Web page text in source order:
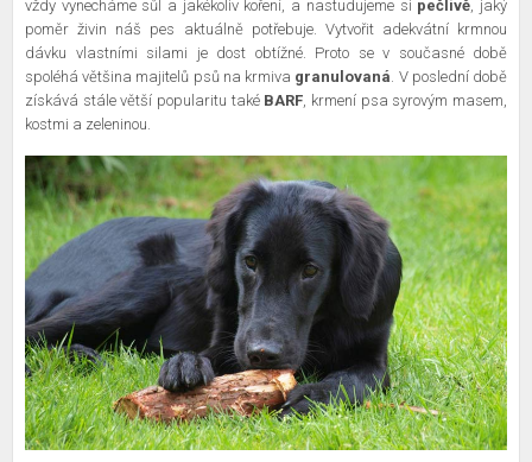
vždy vynecháme sůl a jakékoliv koření, a nastudujeme si pečlivě , jaký
poměr živin náš pes aktuálně potřebuje. Vytvořit adekvátní krmnou
dávku vlastními silami je dost obtížné. Proto se v současné době
spoléhá většina majitelů psů na krmiva granulovaná . V poslední době
získává stále větší popularitu také BARF , krmení psa syrovým masem,
kostmi a zeleninou.